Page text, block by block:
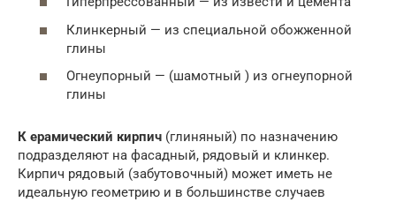
Клинкерный — из специальной обожженной
глины
Огнеупорный — (шамотный ) из огнеупорной
глины
К ерамический кирпич (глиняный) по назначению
подразделяют на фасадный, рядовый и клинкер.
Кирпич рядовый (забутовочный) может иметь не
идеальную геометрию и в большинстве случаев